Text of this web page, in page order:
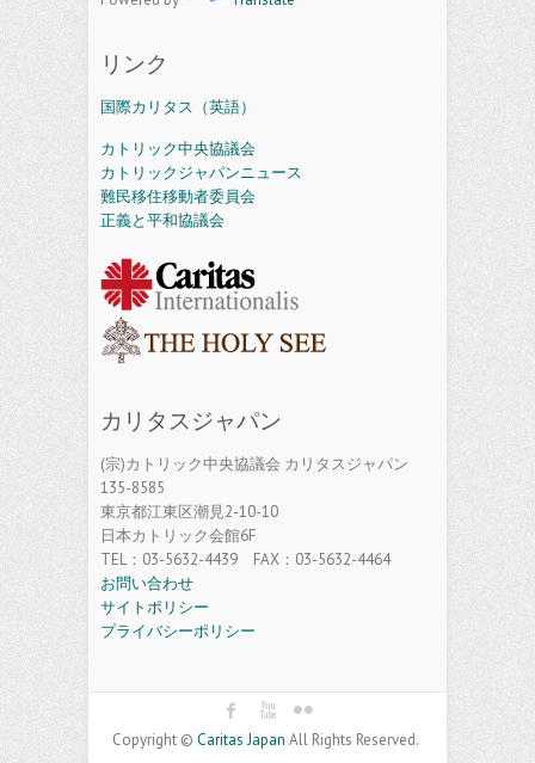
リンク
国際カリタス（英語）
カトリック中央協議会
カトリックジャパンニュース
難民移住移動者委員会
正義と平和協議会
カリタスジャパン
(宗)カトリック中央協議会 カリタスジャパン
135-8585
東京都江東区潮見2-10-10
日本カトリック会館6F
TEL：03-5632-4439 FAX：03-5632-4464
お問い合わせ
サイトポリシー
プライバシーポリシー
Copyright © Caritas Japan All Rights Reserved.